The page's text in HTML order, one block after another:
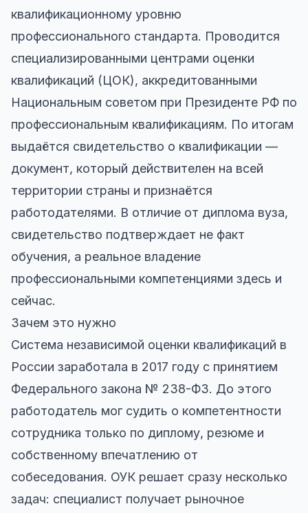
квалификационному уровню
профессионального стандарта. Проводится
специализированными центрами оценки
квалификаций (ЦОК), аккредитованными
Национальным советом при Президенте РФ по
профессиональным квалификациям. По итогам
выдаётся свидетельство о квалификации —
документ, который действителен на всей
территории страны и признаётся
работодателями. В отличие от диплома вуза,
свидетельство подтверждает не факт
обучения, а реальное владение
профессиональными компетенциями здесь и
сейчас.
Зачем это нужно
Система независимой оценки квалификаций в
России заработала в 2017 году с принятием
Федерального закона № 238-ФЗ. До этого
работодатель мог судить о компетентности
сотрудника только по диплому, резюме и
собственному впечатлению от
собеседования. ОУК решает сразу несколько
задач: специалист получает рыночное